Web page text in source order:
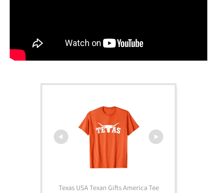
Texas USA Texan Gifts America Tee